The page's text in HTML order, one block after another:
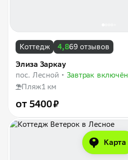
Коттедж 4,869 отзывов
Элиза Заркау
пос. Лесной
Завтрак включён
Пляж1 км
от 5400 ₽
Карта